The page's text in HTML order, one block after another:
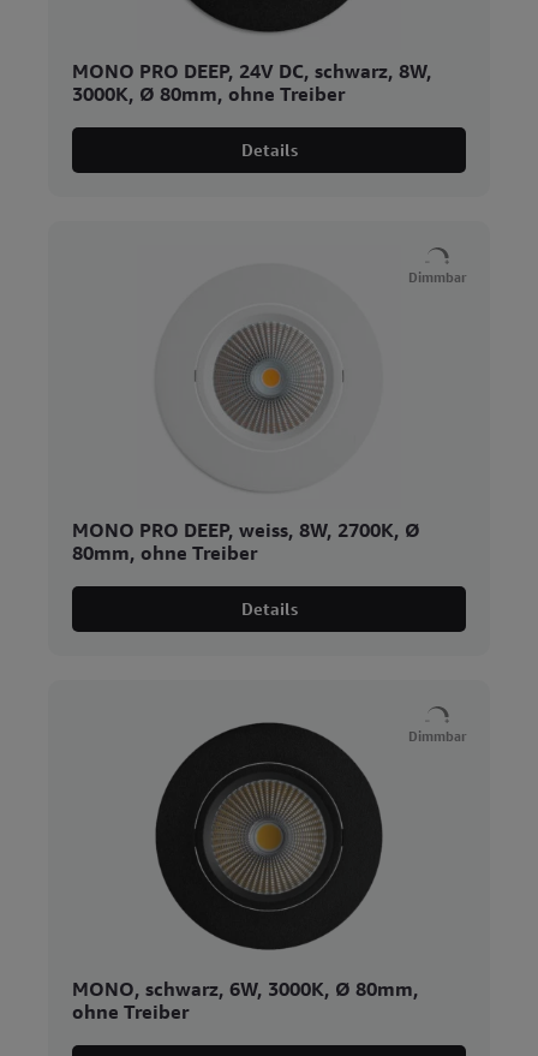
MONO PRO DEEP, 24V DC, schwarz, 8W,
3000K, Ø 80mm, ohne Treiber
Details
Dimmbar
MONO PRO DEEP, weiss, 8W, 2700K, Ø
80mm, ohne Treiber
Details
Dimmbar
MONO, schwarz, 6W, 3000K, Ø 80mm,
ohne Treiber